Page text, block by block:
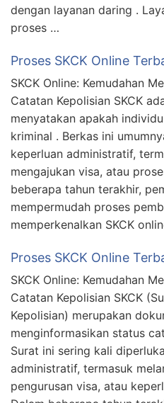
dengan layanan daring .
proses …
Proses SKCK Online
SKCK Online: Kemudahan
Catatan Kepolisian SKCK
menyatakan apakah
kriminal . Berkas ini
keperluan administratif,
mengajukan visa, atau
beberapa tahun terakhir,
mempermudah proses
memperkenalkan SKCK
Proses SKCK Online
SKCK Online: Kemudahan
Catatan Kepolisian SKCK
Kepolisian) merupakan
menginformasikan status
Surat ini sering kali
administratif, termasuk
pengurusan visa, atau